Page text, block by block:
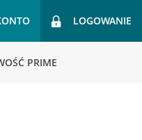
LOGOWANIE
PRIME